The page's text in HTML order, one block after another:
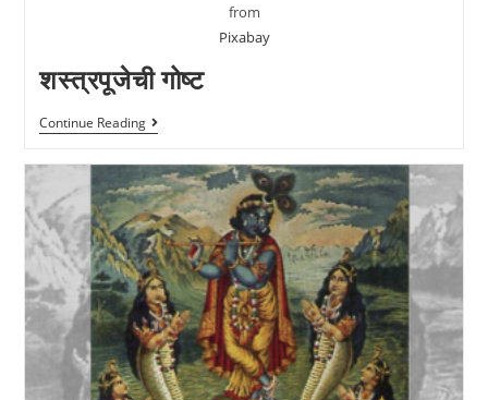
from
Pixabay
शस्त्रपूजेची गोष्ट
Continue Reading